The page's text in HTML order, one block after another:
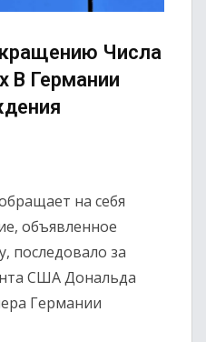
Числа
В Германии
на себя
объявленное
последовало за
США Дональда
Германии